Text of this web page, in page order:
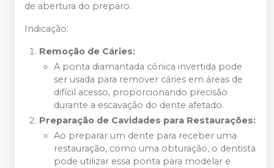
de abertura do preparo.
Indicação:
Remoção de Cáries:
A ponta diamantada cônica invertida pode
ser usada para remover cáries em áreas de
difícil acesso, proporcionando precisão
durante a escavação do dente afetado.
Preparação de Cavidades para Restaurações:
Ao preparar um dente para receber uma
restauração, como uma obturação, o dentista
pode utilizar essa ponta para modelar e